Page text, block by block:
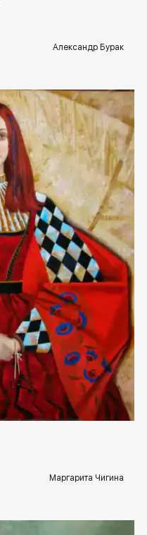
Александр Бурак
rakovgallery.ru
Маргарита Чигина